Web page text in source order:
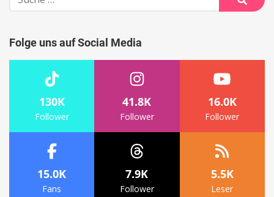
nach:
Suche
Folge uns auf Social Media
130K
Follower
41.8K
Follower
16.0K
Follower
15.0K
Fans
7.9K
Follower
5.5K
Leser